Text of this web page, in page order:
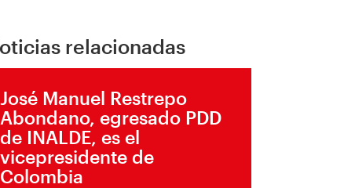
relacionadas
José Manuel Restrepo
Abondano, egresado PDD
de INALDE, es el
vicepresidente de
Colombia